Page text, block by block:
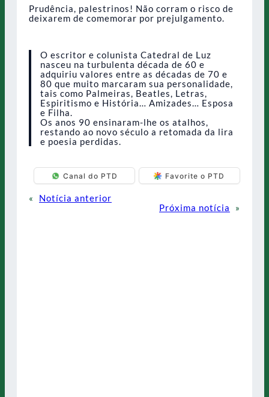
Prudência, palestrinos! Não corram o risco de
deixarem de comemorar por prejulgamento.
O escritor e colunista Catedral de Luz
nasceu na turbulenta década de 60 e
adquiriu valores entre as décadas de 70 e
80 que muito marcaram sua personalidade,
tais como Palmeiras, Beatles, Letras,
Espiritismo e História… Amizades… Esposa
e Filha.
Os anos 90 ensinaram-lhe os atalhos,
restando ao novo século a retomada da lira
e poesia perdidas.
Canal do PTD Favorite o PTD
«
Notícia anterior
Próxima notícia
»